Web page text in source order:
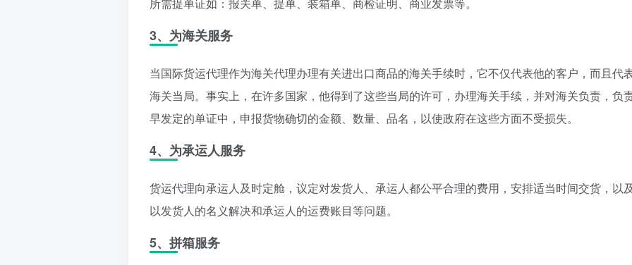
3、为海关服务
当国际货运代理作为海关代理办理有关进出口商品的海关手续时，它不仅代表他的客户，而且代
海关当局。事实上，在许多国家，他得到了这些当局的许可，办理海关手续，并对海关负责，负
早发定的单证中，申报货物确切的金额、数量、品名，以使政府在这些方面不受损失。
4、为承运人服务
货运代理向承运人及时定舱，议定对发货人、承运人都公平合理的费用，安排适当时间交货，以及
以发货人的名义解决和承运人的运费账目等问题。
5、拼箱服务